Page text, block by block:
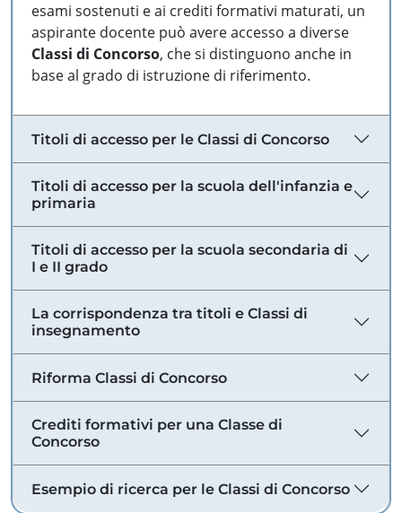
esami sostenuti e ai crediti formativi maturati, un
aspirante docente può avere accesso a diverse
Classi di Concorso, che si distinguono anche in
base al grado di istruzione di riferimento.
Titoli di accesso per le Classi di Concorso
Titoli di accesso per la scuola dell'infanzia e
primaria
Titoli di accesso per la scuola secondaria di
I e II grado
La corrispondenza tra titoli e Classi di
insegnamento
Riforma Classi di Concorso
Crediti formativi per una Classe di
Concorso
Esempio di ricerca per le Classi di Concorso